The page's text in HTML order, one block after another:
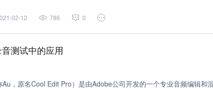
02-12 786 0
测试中的应用
，原名Cool Edit Pro）是由Adobe公司开发的一个专业音频编辑和